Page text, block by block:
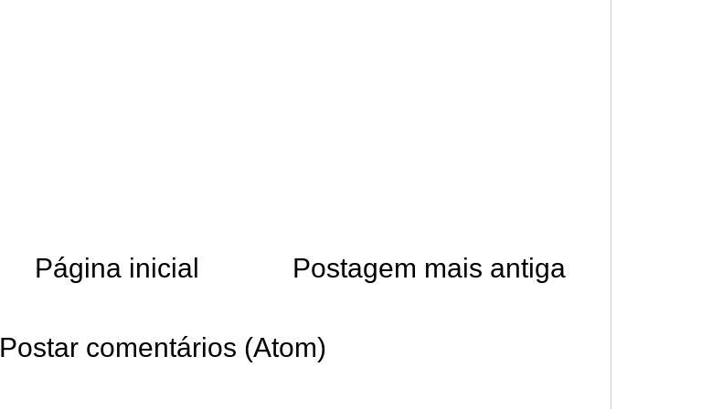
Postagem mais antiga
Página inicial
Postar comentários (Atom)